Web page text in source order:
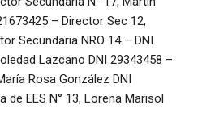
– Director Sec 12,
Secundaria NRO 14 – DNI
Lazcano DNI 29343458 –
Rosa González DNI
de EES N° 13, Lorena Marisol